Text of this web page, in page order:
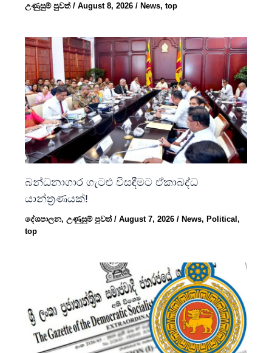
උණුසුම් පුවත්/August 8, 2026/ News,top
බන්ධනාගාර ගැටළු විසඳීමට ඒකාබද්ධ
යාන්ත්‍රණයක්!
දේශපාලන,උණුසුම් පුවත්/August 7, 2026/ News, Political,
top